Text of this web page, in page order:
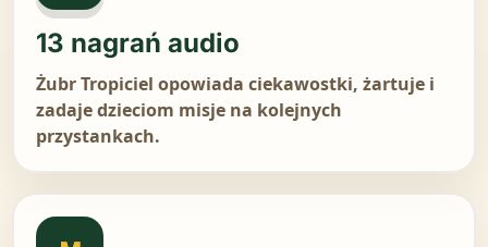
13 nagrań audio
Żubr Tropiciel opowiada ciekawostki, żartuje i
zadaje dzieciom misje na kolejnych
przystankach.